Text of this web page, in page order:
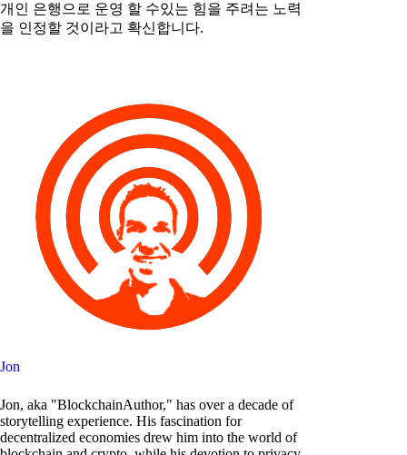
개인 은행으로 운영 할 수있는 힘을 주려는 노력
을 인정할 것이라고 확신합니다.
Jon
Jon, aka "BlockchainAuthor," has over a decade of
storytelling experience. His fascination for
decentralized economies drew him into the world of